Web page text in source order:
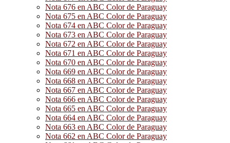
Nota 676 en ABC Color de Paraguay
Nota 675 en ABC Color de Paraguay
Nota 674 en ABC Color de Paraguay
Nota 673 en ABC Color de Paraguay
Nota 672 en ABC Color de Paraguay
Nota 671 en ABC Color de Paraguay
Nota 670 en ABC Color de Paraguay
Nota 669 en ABC Color de Paraguay
Nota 668 en ABC Color de Paraguay
Nota 667 en ABC Color de Paraguay
Nota 666 en ABC Color de Paraguay
Nota 665 en ABC Color de Paraguay
Nota 664 en ABC Color de Paraguay
Nota 663 en ABC Color de Paraguay
Nota 662 en ABC Color de Paraguay